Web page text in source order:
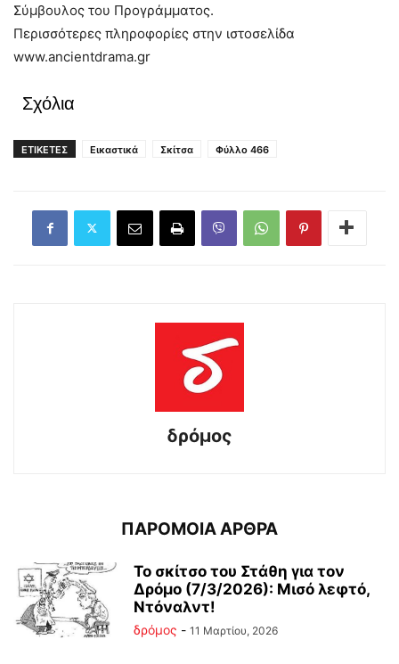
Σύμβουλος του Προγράμματος.
Περισσότερες πληροφορίες στην ιστοσελίδα
www.ancientdrama.gr
Σχόλια
ΕΤΙΚΕΤΕΣ Εικαστικά Σκίτσα Φύλλο 466
δρόμος
ΠΑΡΟΜΟΙΑ ΑΡΘΡΑ
Το σκίτσο του Στάθη για τον
Δρόμο (7/3/2026): Μισό λεφτό,
Ντόναλντ!
δρόμος - 11 Μαρτίου, 2026